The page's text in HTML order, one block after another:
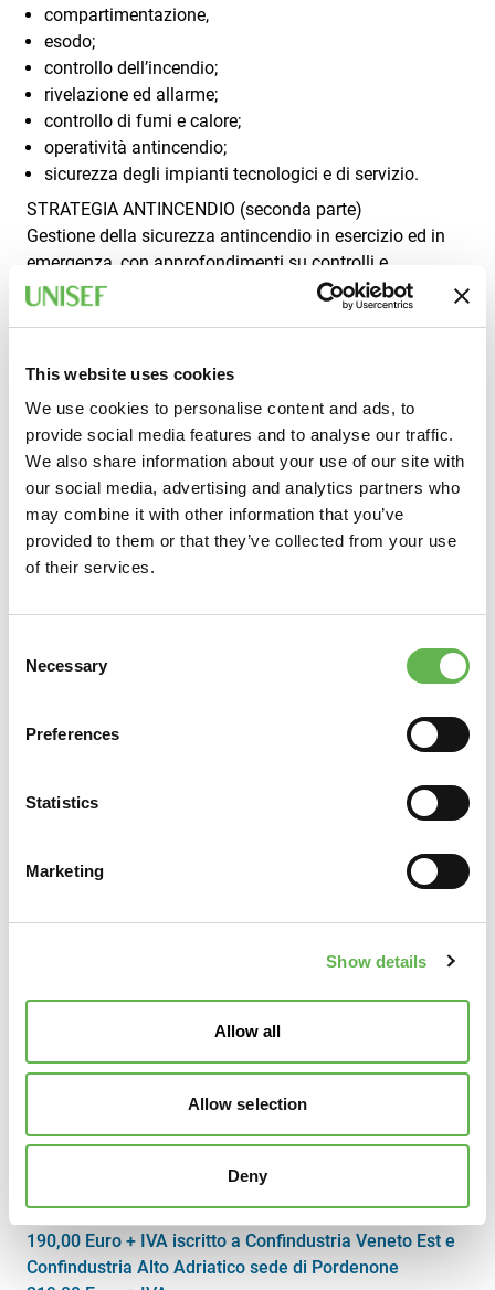
This website uses cookies
We use cookies to personalise content and ads, to
provide social media features and to analyse our traffic.
We also share information about your use of our site with
our social media, advertising and analytics partners who
may combine it with other information that you’ve
provided to them or that they’ve collected from your use
of their services.
Selection
Necessary
Preferences
Statistics
Marketing
Show details
Allow all
Allow selection
Deny
compartimentazione,
esodo;
controllo dell’incendio;
rivelazione ed allarme;
controllo di fumi e calore;
operatività antincendio;
sicurezza degli impianti tecnologici e di servizio.
STRATEGIA ANTINCENDIO (seconda parte)
Gestione della sicurezza antincendio in esercizio ed in
emergenza, con approfondimenti su controlli e
manutenzione e sulla pianificazione di emergenza.
ESERCITAZIONI PRATICHE
impianti di controllo ed estinzione degli incendi più
diffusi;
presa visione e chiarimenti sui dispositivi di protezione
individuale;
esercitazioni sull'uso degli estintori portatili e modalità
di utilizzo di naspi e idranti;
presa visione del registro antincendio, chiarimenti ed
esercitazione riguardante l’attività di sorveglianza.
Addetti alla Prevenzione Incendi in aziende di livello 2,
come da classificazione prevista dal D.M. 2 settembre
2021. Per la partecipazione al corso è prevista una
Ecco tutte le info pratiche per partecipare al corso.
Punto Confindustria - Via delle Industrie, 19 – Venezia e
Via della Fisica, 8 – Marghera
DURATA
COSTO A PERSONA
190,00 Euro + IVA iscritto a Confindustria Veneto Est e
Confindustria Alto Adriatico sede di Pordenone